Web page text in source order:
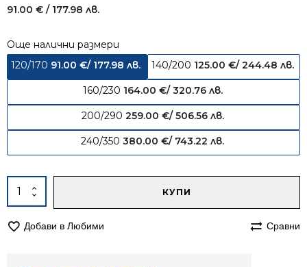
91.00 € / 177.98 лв.
Още налични размери
120/170 91.00€/ 177.98 лв. 140/200 125.00 €/ 244.48 лв.
160/230 164.00 €/ 320.76 лв.
200/290 259.00 €/ 506.56 лв.
240/350 380.00 €/ 743.22 лв.
количество
за
120/170
КУПИ
Добави в Любими Сравни